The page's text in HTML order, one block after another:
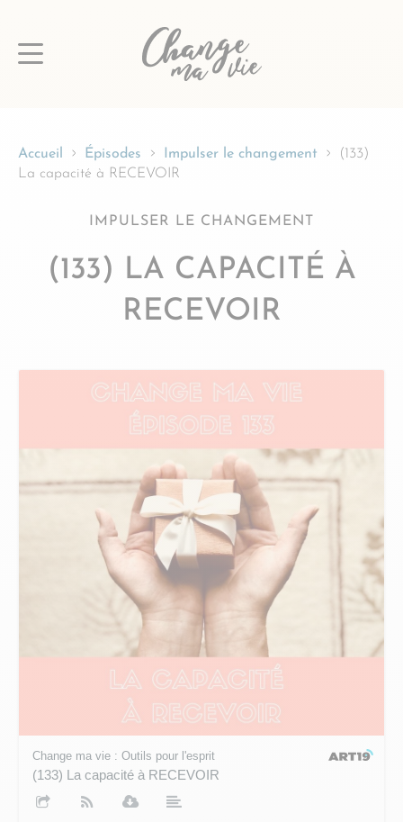
au
Accueil Épisodes Impulser le changement
(133)
La capacité à RECEVOIR
IMPULSER LE CHANGEMENT
(133) LA CAPACITÉ À
RECEVOIR
Change ma vie : Outils pour l'esprit
(133) La capacité à RECEVOIR